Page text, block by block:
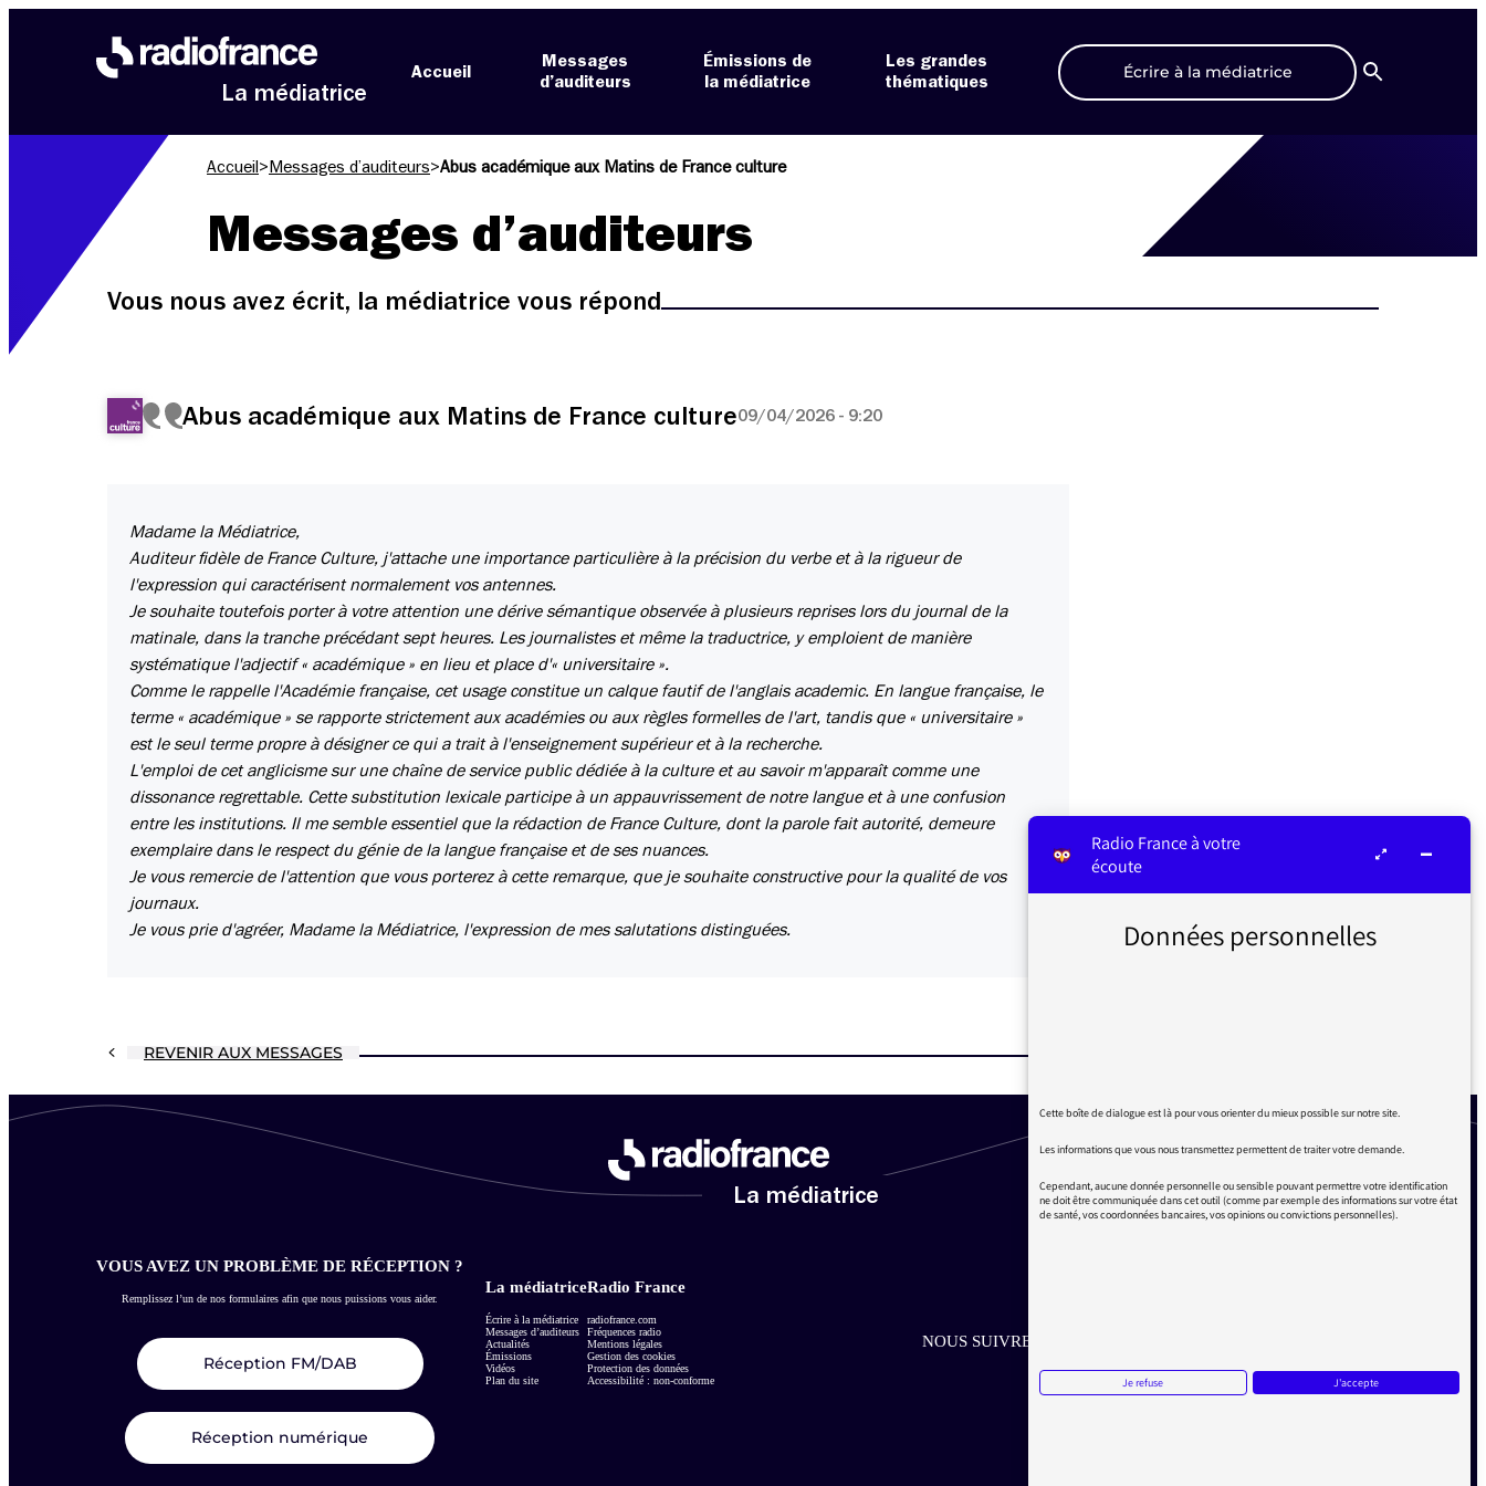
La médiatrice
Accueil
Messages
d’auditeurs
Émissions de
la médiatrice
Les grandes
thématiques
Écrire à la médiatrice
Recherche
Accueil > Messages d’auditeurs>Abus académique aux Matins de France culture
Messages d’auditeurs
Vous nous avez écrit, la médiatrice vous répond
Abus académique aux Matins de France culture09/04/2026 - 9:20
​Madame la Médiatrice,
​Auditeur fidèle de France Culture, j'attache une importance particulière à la précision du verbe et à la rigueur de
l'expression qui caractérisent normalement vos antennes.
​Je souhaite toutefois porter à votre attention une dérive sémantique observée à plusieurs reprises lors du journal de la
matinale, dans la tranche précédant sept heures. Les journalistes et même la traductrice, y emploient de manière
systématique l'adjectif « académique » en lieu et place d'« universitaire ».
​Comme le rappelle l'Académie française, cet usage constitue un calque fautif de l'anglais academic. En langue française, le
terme « académique » se rapporte strictement aux académies ou aux règles formelles de l'art, tandis que « universitaire »
est le seul terme propre à désigner ce qui a trait à l'enseignement supérieur et à la recherche.
​L'emploi de cet anglicisme sur une chaîne de service public dédiée à la culture et au savoir m'apparaît comme une
dissonance regrettable. Cette substitution lexicale participe à un appauvrissement de notre langue et à une confusion
entre les institutions. Il me semble essentiel que la rédaction de France Culture, dont la parole fait autorité, demeure
exemplaire dans le respect du génie de la langue française et de ses nuances.
​Je vous remercie de l'attention que vous porterez à cette remarque, que je souhaite constructive pour la qualité de vos
journaux.
​Je vous prie d'agréer, Madame la Médiatrice, l'expression de mes salutations distinguées.
REVENIR AUX MESSAGES
La médiatrice
VOUS AVEZ UN PROBLÈME DE RÉCEPTION ?
Remplissez l’un de nos formulaires afin que nous puissions vous aider.
Réception FM/DAB
Réception numérique
La médiatrice
Écrire à la médiatrice
Messages d’auditeurs
Actualités
Émissions
Vidéos
Plan du site
Radio France
radiofrance.com
Fréquences radio
Mentions légales
Gestion des cookies
Protection des données
Accessibilité : non-conforme
NOUS SUIVRE SUR LES RÉSEAUX
Aller sur la page Facebook de la Médiatrice
Aller sur la page Twitter de la Médiatrice
Aller sur la page Instagram de la Médiatrice
Radio France à votre
écoute
Données personnelles
Cette boîte de dialogue est là pour vous orienter du mieux possible sur notre site.
Les informations que vous nous transmettez permettent de traiter votre demande.
Cependant, aucune donnée personnelle ou sensible pouvant permettre votre identification
ne doit être communiquée dans cet outil (comme par exemple des informations sur votre état
de santé, vos coordonnées bancaires, vos opinions ou convictions personnelles).
Je refuse J'accepte